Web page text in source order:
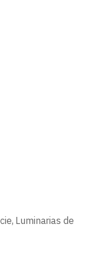
BLANCO MATE
, Luminarias de